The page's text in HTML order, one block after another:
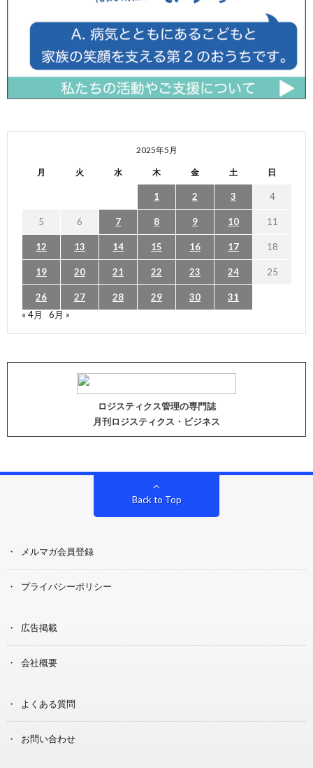
2025年5月
月 火 水 木 金 土 日
1 2 3 4
5 6 7 8 9 10 11
12 13 14 15 16 17 18
19 20 21 22 23 24 25
26 27 28 29 30
31
« 4月
6月 »
ロジスティクス管理の専門誌
月刊ロジスティクス・ビジネス
Back to Top
メルマガ会員登録
プライバシーポリシー
広告掲載
会社概要
よくある質問
お問い合わせ